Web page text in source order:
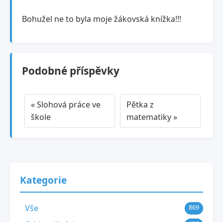
Bohužel ne to byla moje žákovská knížka!!!
Podobné příspěvky
« Slohová práce ve
škole
Pětka z
matematiky »
Kategorie
Vše 869